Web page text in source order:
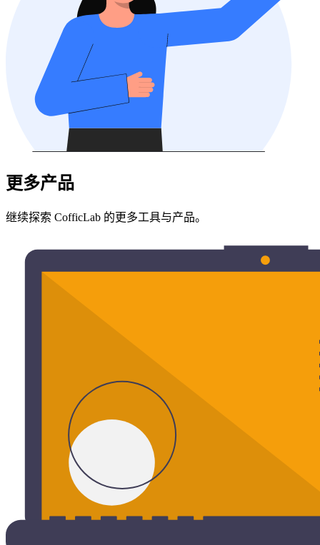
更多产品
继续探索 CofficLab 的更多工具与产品。